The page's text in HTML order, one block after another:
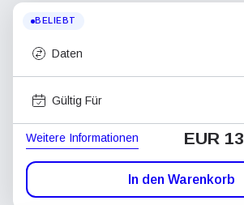
BELIEBT
Daten
Gültig Für
Weitere Informationen EUR 13
In den Warenkorb